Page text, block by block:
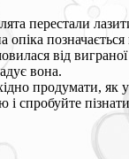
перестали
від виграної
вона.
продумати, як
і спробуйте